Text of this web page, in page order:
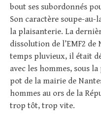
bout ses subordonnés
Son caractère soupe-
la plaisanterie. La
dissolution de l’EMF2
temps pluvieux, il était
avec les hommes, sous
pot de la mairie de
hommes au ors de la
trop tôt, trop vite.